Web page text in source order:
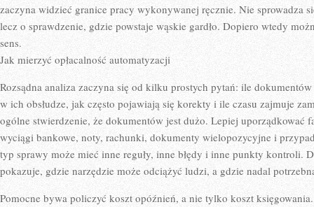
zaczyna widzieć granice pracy wykonywanej ręcznie. Nie sprowadza
lecz o sprawdzenie, gdzie powstaje wąskie gardło. Dopiero wtedy
sens.
Jak mierzyć opłacalność automatyzacji
Rozsądna analiza zaczyna się od kilku prostych pytań: ile
w ich obsłudze, jak często pojawiają się korekty i ile czasu zajmuje
ogólne stwierdzenie, że dokumentów jest dużo. Lepiej uporządkować
wyciągi bankowe, noty, rachunki, dokumenty wielopozycyjne i
typ sprawy może mieć inne reguły, inne błędy i inne punkty kontroli.
pokazuje, gdzie narzędzie może odciążyć ludzi, a gdzie nadal
Pomocne bywa policzyć koszt opóźnień, a nie tylko koszt